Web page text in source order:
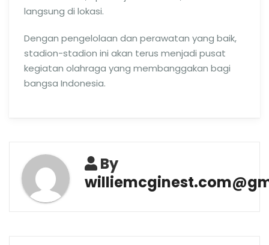
langsung di lokasi.
Dengan pengelolaan dan perawatan yang baik,
stadion-stadion ini akan terus menjadi pusat
kegiatan olahraga yang membanggakan bagi
bangsa Indonesia.
By